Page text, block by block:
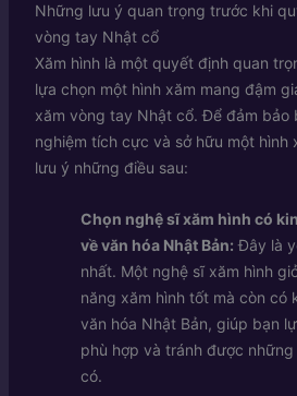
Những lưu ý quan trọng trước khi
vòng tay Nhật cổ
Xăm hình là một quyết định quan
lựa chọn một hình xăm mang đậm
xăm vòng tay Nhật cổ. Để đảm bảo
nghiệm tích cực và sở hữu một hình
lưu ý những điều sau:
Chọn nghệ sĩ xăm hình có
về văn hóa Nhật Bản: Đây là
nhất. Một nghệ sĩ xăm hình
năng xăm hình tốt mà còn có
văn hóa Nhật Bản, giúp bạn
phù hợp và tránh được
có.